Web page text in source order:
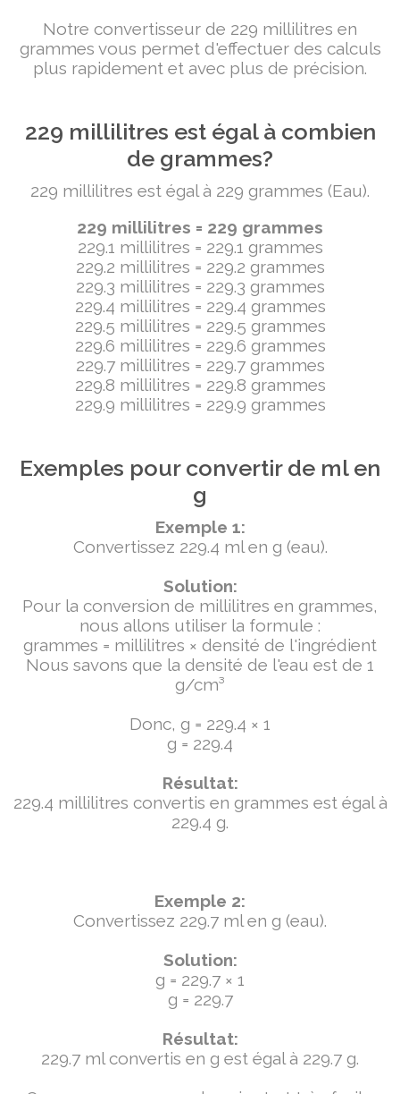
Notre convertisseur de 229 millilitres en
grammes vous permet d'effectuer des calculs
plus rapidement et avec plus de précision.
229 millilitres est égal à combien
de grammes?
229 millilitres est égal à 229 grammes (Eau).
229 millilitres = 229 grammes
229.1 millilitres = 229.1 grammes
229.2 millilitres = 229.2 grammes
229.3 millilitres = 229.3 grammes
229.4 millilitres = 229.4 grammes
229.5 millilitres = 229.5 grammes
229.6 millilitres = 229.6 grammes
229.7 millilitres = 229.7 grammes
229.8 millilitres = 229.8 grammes
229.9 millilitres = 229.9 grammes
Exemples pour convertir de ml en
g
Exemple 1:
Convertissez 229.4 ml en g (eau).
Solution:
Pour la conversion de millilitres en grammes,
nous allons utiliser la formule :
grammes = millilitres × densité de l'ingrédient
Nous savons que la densité de l'eau est de 1
g/cm³
Donc, g = 229.4 × 1
g = 229.4
Résultat:
229.4 millilitres convertis en grammes est égal à
229.4 g.
Exemple 2:
Convertissez 229.7 ml en g (eau).
Solution:
g = 229.7 × 1
g = 229.7
Résultat:
229.7 ml convertis en g est égal à 229.7 g.